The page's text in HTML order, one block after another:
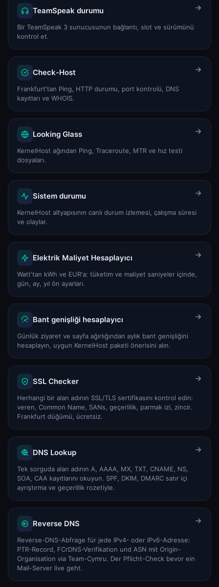
TeamSpeak durumu
Bir TeamSpeak 3 sunucusunun bağlantı, slot ve sürümünü
kontrol et.
Check-Host
Frankfurt'tan Ping, HTTP durumu, port kontrolü, DNS
kayıtları ve WHOIS.
Looking Glass
KernelHost ağından Ping, Traceroute, MTR ve hız testi
dosyaları.
Sistem durumu
KernelHost altyapısının canlı durum izlemesi, çalışma süresi
ve olaylar.
Elektrik Maliyet Hesaplayıcı
Watt'tan kWh ve EUR'a: tüketim ve maliyet saniyeler içinde,
gün, ay, yıl ön ayarları.
Bant genişliği hesaplayıcı
Günlük ziyaret ve sayfa ağırlığından aylık bant genişliğini
hesaplayın, uygun KernelHost paketi önerisini alın.
SSL Checker
Herhangi bir alan adının SSL/TLS sertifikasını kontrol edin:
veren, Common Name, SANs, geçerlilik, parmak izi, zincir.
Frankfurt düğümü, ücretsiz.
DNS Lookup
Tek sorguda alan adının A, AAAA, MX, TXT, CNAME, NS,
SOA, CAA kayıtlarını okuyun. SPF, DKIM, DMARC satır içi
ayrıştırma ve geçerlilik rozetiyle.
Reverse DNS
Reverse-DNS-Abfrage für jede IPv4- oder IPv6-Adresse:
PTR-Record, FCrDNS-Verifikation und ASN mit Origin-
Organisation via Team-Cymru. Der Pflicht-Check bevor ein
Mail-Server live geht.